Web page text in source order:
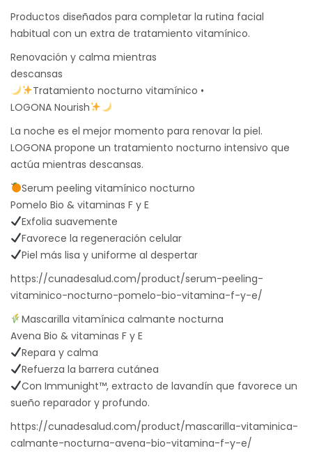
Productos diseñados para completar la rutina facial
habitual con un extra de tratamiento vitamínico.
Renovación y calma mientras
descansas
Tratamiento nocturno vitamínico •
LOGONA Nourish
La noche es el mejor momento para renovar la piel.
LOGONA propone un tratamiento nocturno intensivo que
actúa mientras descansas.
Serum peeling vitamínico nocturno
Pomelo Bio & vitaminas F y E
Exfolia suavemente
Favorece la regeneración celular
Piel más lisa y uniforme al despertar
https://cunadesalud.com/product/serum-peeling-
vitaminico-nocturno-pomelo-bio-vitamina-f-y-e/
Mascarilla vitamínica calmante nocturna
Avena Bio & vitaminas F y E
Repara y calma
Refuerza la barrera cutánea
Con Immunight™, extracto de lavandín que favorece un
sueño reparador y profundo.
https://cunadesalud.com/product/mascarilla-vitaminica-
calmante-nocturna-avena-bio-vitamina-f-y-e/